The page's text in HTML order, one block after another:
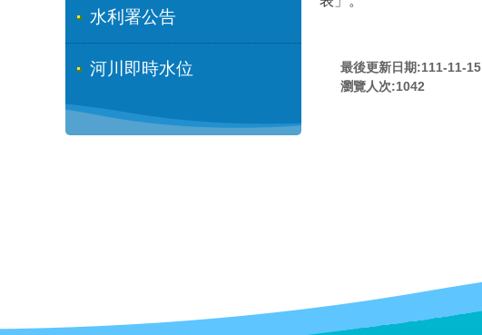
水利署公告
河川即時水位
最後更新日期:111-11-15
瀏覽人次:1042